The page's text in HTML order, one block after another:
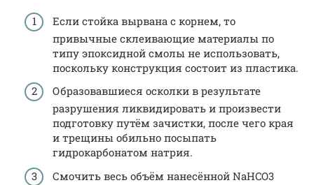
Если стойка вырвана с корнем, то
привычные склеивающие материалы по
типу эпоксидной смолы не использовать,
поскольку конструкция состоит из пластика.
Образовавшиеся осколки в результате
разрушения ликвидировать и произвести
подготовку путём зачистки, после чего края
и трещины обильно посыпать
гидрокарбонатом натрия.
Смочить весь объём нанесённой NaHCO3